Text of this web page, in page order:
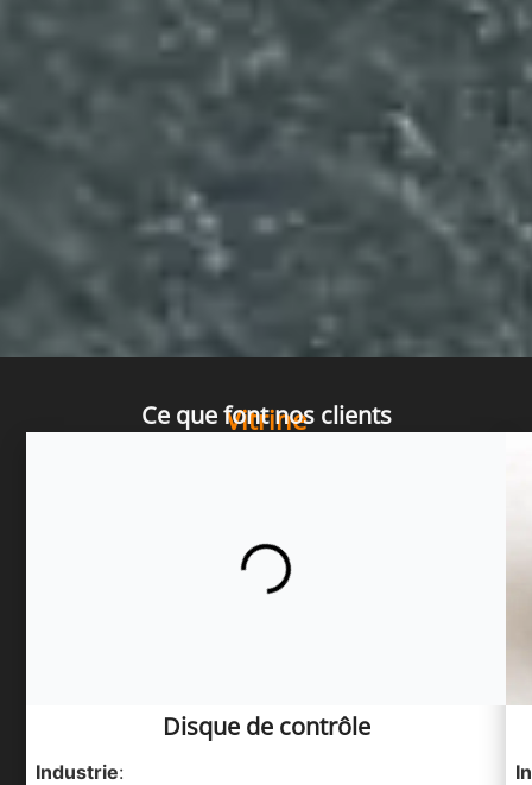
Vitrine
Ce que font nos clients
Disque de contrôle
Industrie: